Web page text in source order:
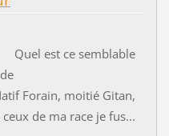
Quel est ce semblable
de
Forain, moitié Gitan,
de ma race je fus...